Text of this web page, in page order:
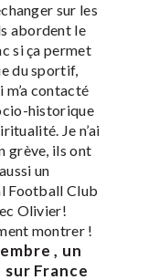
sur les
abordent le
si ça permet
du sportif,
contacté
historique
Je n’ai
grève, ils ont
un
Football Club
Olivier!
montrer !
, un
France